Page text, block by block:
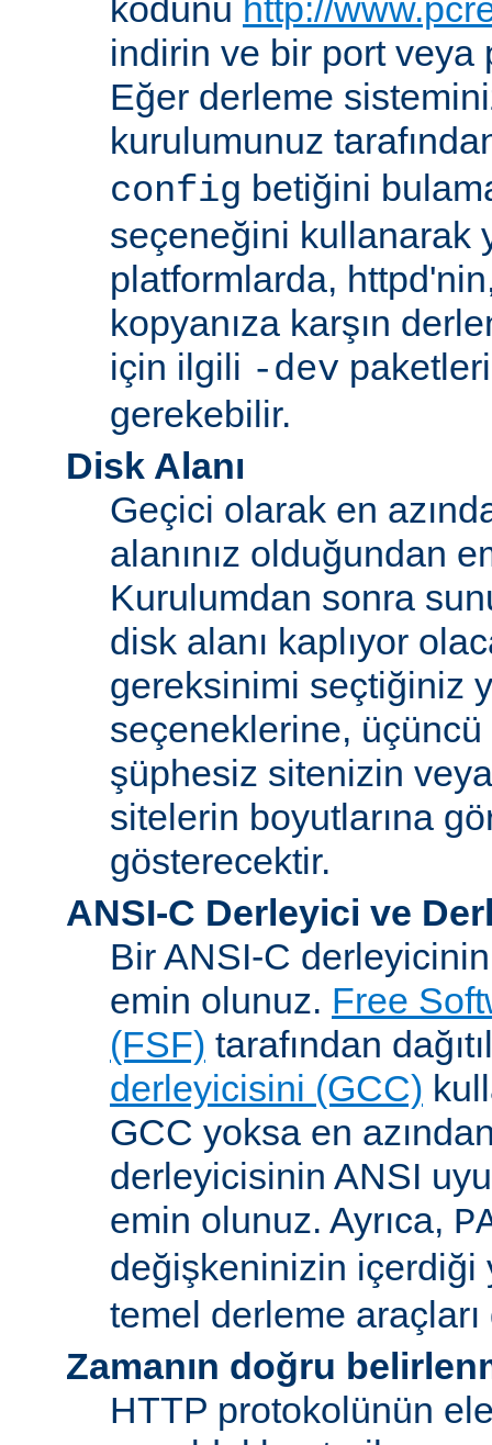
kodunu http://
indirin ve bir port veya
Eğer derleme
kurulumunuz
config betiğini
seçeneğini kullanarak
platformlarda,
kopyanıza karşın
için ilgili -dev
gerekebilir.
Disk Alanı
Geçici olarak en
alanınız olduğundan
Kurulumdan sonra
disk alanı kaplıyor
gereksinimi seçtiğiniz
seçeneklerine,
şüphesiz sitenizin
sitelerin boyutlarına
gösterecektir.
ANSI-C Derleyici ve
Bir ANSI-C
emin olunuz. Free
(FSF) tarafından
derleyicisini (GCC)
GCC yoksa en azından
derleyicisinin ANSI
emin olunuz. Ayrıca,
değişkeninizin
temel derleme araçları
Zamanın doğru
HTTP protokolünün